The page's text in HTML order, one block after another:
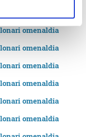
scanning it for
data is processed
besteak beste,
eta edukia
biltzeko eta